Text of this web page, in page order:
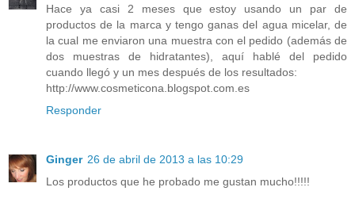
Hace ya casi 2 meses que estoy usando un par de
productos de la marca y tengo ganas del agua micelar, de
la cual me enviaron una muestra con el pedido (además de
dos muestras de hidratantes), aquí hablé del pedido
cuando llegó y un mes después de los resultados:
http://www.cosmeticona.blogspot.com.es
Responder
Ginger 26 de abril de 2013 a las 10:29
Los productos que he probado me gustan mucho!!!!!